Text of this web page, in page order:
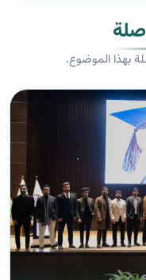
بهذا الموضوع.